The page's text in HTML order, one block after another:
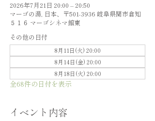
2026年7月21日 20:00 – 20:50
マーゴの湯, 日本、〒501-3936 岐阜県関市倉知
５１６ マーゴシネマ館東
その他の日付
8月11日(火) 20:00
8月14日(金) 20:00
8月18日(火) 20:00
全68件の日付を表示
イベント内容